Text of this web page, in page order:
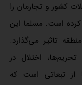
کشور و تجارمان را
است. مسلما این
تاثیر می‌گذارد.
اختلال در
از تبعاتی است که